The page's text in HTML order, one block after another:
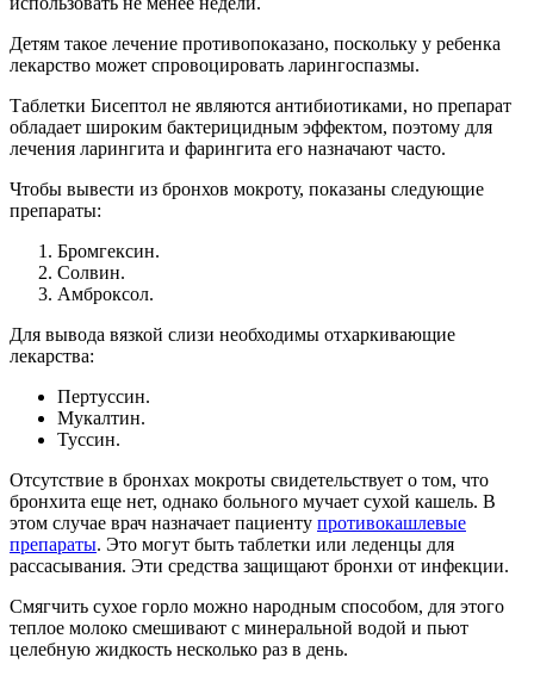
Детям такое лечение противопоказано, поскольку у ребенка
лекарство может спровоцировать ларингоспазмы.
Таблетки Бисептол не являются антибиотиками, но препарат
обладает широким бактерицидным эффектом, поэтому для
лечения ларингита и фарингита его назначают часто.
Чтобы вывести из бронхов мокроту, показаны следующие
препараты:
Бромгексин.
Солвин.
Амброксол.
Для вывода вязкой слизи необходимы отхаркивающие
лекарства:
Пертуссин.
Мукалтин.
Туссин.
Отсутствие в бронхах мокроты свидетельствует о том, что
бронхита еще нет, однако больного мучает сухой кашель. В
этом случае врач назначает пациенту противокашлевые
препараты. Это могут быть таблетки или леденцы для
рассасывания. Эти средства защищают бронхи от инфекции.
Смягчить сухое горло можно народным способом, для этого
теплое молоко смешивают с минеральной водой и пьют
целебную жидкость несколько раз в день.